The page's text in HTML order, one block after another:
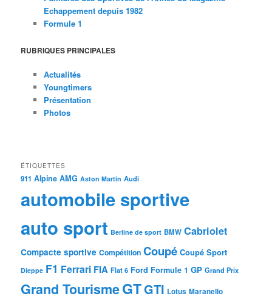
Echappement depuis 1982
Formule 1
RUBRIQUES PRINCIPALES
Actualités
Youngtimers
Présentation
Photos
ÉTIQUETTES
911 Alpine AMG Aston Martin Audi
automobile sportive
auto sport Berline de sport BMW Cabriolet
Compacte sportive Compétition Coupé Coupé Sport
Dieppe F1 Ferrari FIA Flat 6 Ford Formule 1 GP Grand Prix
Grand TourismeGTGTI Lotus Maranello